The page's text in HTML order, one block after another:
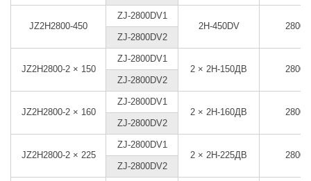
JZ2H2800-450
ZJ-2800DV1
2H-450DV
2800
ZJ-2800DV2
JZ2H2800-2 × 150
ZJ-2800DV1
2 × 2Н-150ДВ
2800
ZJ-2800DV2
JZ2H2800-2 × 160
ZJ-2800DV1
2 × 2Н-160ДВ
2800
ZJ-2800DV2
JZ2H2800-2 × 225
ZJ-2800DV1
2 × 2Н-225ДВ
2800
ZJ-2800DV2